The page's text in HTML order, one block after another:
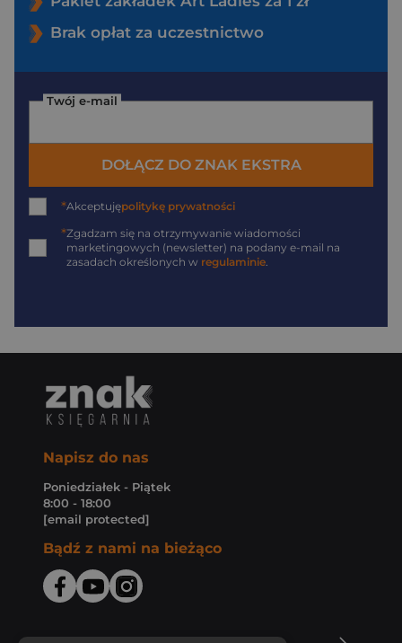
Brak opłat za uczestnictwo
Twój e-mail
DOŁĄCZ DO ZNAK EKSTRA
*Akceptujępolitykę prywatności
*Zgadzam się na otrzymywanie wiadomości
marketingowych (newsletter) na podany e-mail na
zasadach określonych w regulaminie.
Napisz do nas
Poniedziałek - Piątek
8:00 - 18:00
[email protected]
Bądź z nami na bieżąco